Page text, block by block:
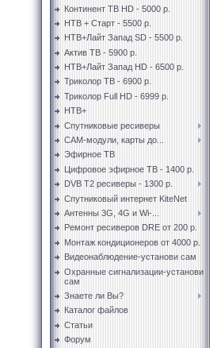
Континент ТВ HD - 5000 р.
НТВ + Старт - 5500 р.
НТВ+Лайт Запад SD - 5500 р.
Актив ТВ - 5900 р.
НТВ+Лайт Запад HD - 6500 р.
Триколор ТВ - 6900 р.
Триколор Full HD - 6999 р.
НТВ+
Спутниковые ресиверы
CAM-модули, карты до...
Эфирное ТВ
Цифровое эфирное ТВ - 1400 р.
DVB T2 ресиверы - 1300 р.
Спутниковый интернет KiteNet
Антенны 3G, 4G и Wi-...
Ремонт ресиверов DRE от 200 р.
Монтаж кондиционеров от 4000 р.
Видеонаблюдение-установи сам
Охранные сигнализации-установи
сам
Знаете ли Вы?
Каталог файлов
Статьи
Форум